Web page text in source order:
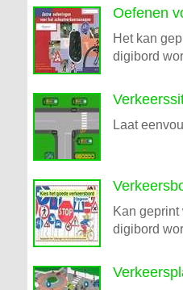
Oefenen
Het kan
digibord
Laat
Kan
digibord